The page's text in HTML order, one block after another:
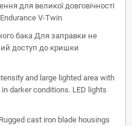
для великої довговічності
V-Twin
бака Для заправки не
доступ до кришки
and large lighted area with
darker conditions. LED lights
cast iron blade housings